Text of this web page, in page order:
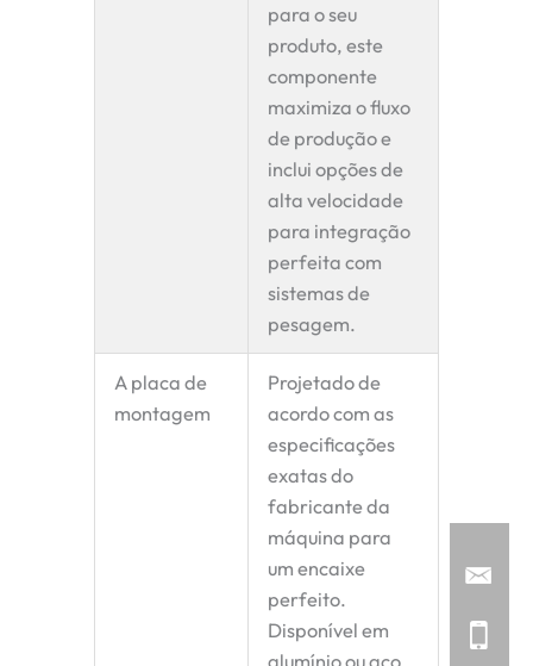
para o seu
produto, este
componente
maximiza o fluxo
de produção e
inclui opções de
alta velocidade
para integração
perfeita com
sistemas de
pesagem.
A placa de
montagem
Projetado de
acordo com as
especificações
exatas do
fabricante da
máquina para
um encaixe
perfeito.
Disponível em
alumínio ou aço